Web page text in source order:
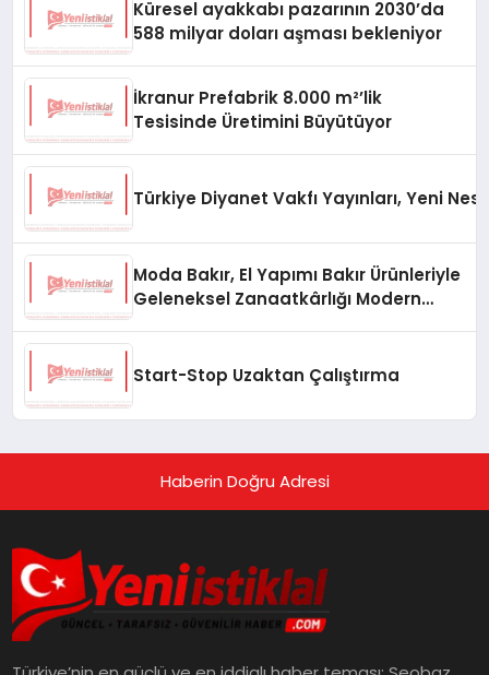
Küresel ayakkabı pazarının 2030’da
588 milyar doları aşması bekleniyor
İkranur Prefabrik 8.000 m²’lik
Tesisinde Üretimini Büyütüyor
Türkiye Diyanet Vakfı Yayınları, Yeni
Moda Bakır, El Yapımı Bakır Ürünleriyle
Geleneksel Zanaatkârlığı Modern
Start-Stop Uzaktan Çalıştırma
Haberin Doğru Adresi